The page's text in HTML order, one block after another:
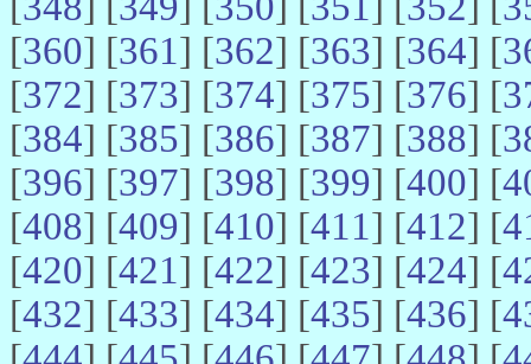
[360] [361] [362] [363] [364] [
[372] [373] [374] [375] [376] [
[384] [385] [386] [387] [388] [
[396] [397] [398] [399] [400] [
[408] [409] [410] [411] [412] [
[420] [421] [422] [423] [424] [
[432] [433] [434] [435] [436] [